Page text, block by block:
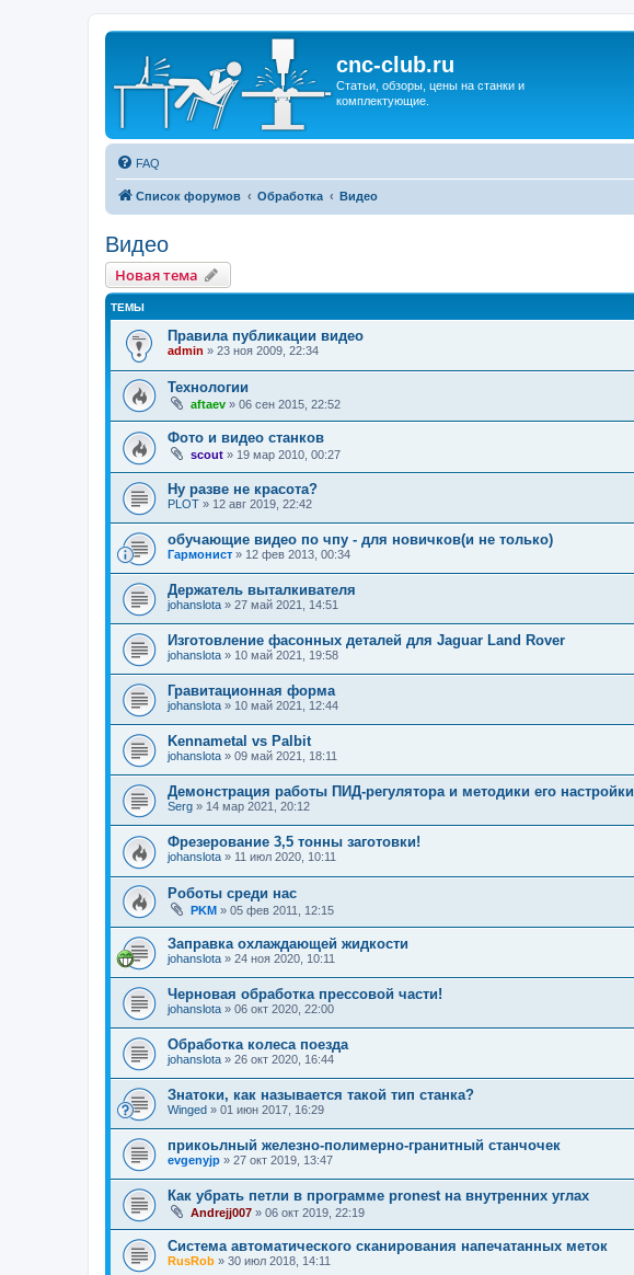
cnc-club.ru
Статьи, обзоры, цены на станки и
комплектующие.
FAQ
Список форумов Обработка Видео
Видео
Новая тема
ТЕМЫ
Правила публикации видео
admin » 23 ноя 2009, 22:34
Технологии
aftaev » 06 сен 2015, 22:52
Фото и видео станков
scout » 19 мар 2010, 00:27
Ну разве не красота?
PLOT » 12 авг 2019, 22:42
обучающие видео по чпу - для новичков(и не только)
Гармонист » 12 фев 2013, 00:34
Держатель выталкивателя
johanslota » 27 май 2021, 14:51
Изготовление фасонных деталей для Jaguar Land Rover
johanslota » 10 май 2021, 19:58
Гравитационная форма
johanslota » 10 май 2021, 12:44
Kennametal vs Palbit
johanslota » 09 май 2021, 18:11
Демонстрация работы ПИД-регулятора и методики его настройки
Serg » 14 мар 2021, 20:12
Фрезерование 3,5 тонны заготовки!
johanslota » 11 июл 2020, 10:11
Роботы среди нас
PKM » 05 фев 2011, 12:15
Заправка охлаждающей жидкости
johanslota » 24 ноя 2020, 10:11
Черновая обработка прессовой части!
johanslota » 06 окт 2020, 22:00
Обработка колеса поезда
johanslota » 26 окт 2020, 16:44
Знатоки, как называется такой тип станка?
Winged » 01 июн 2017, 16:29
прикоьлный железно-полимерно-гранитный станчочек
evgenyjp » 27 окт 2019, 13:47
Как убрать петли в программе pronest на внутренних углах
Andrejj007 » 06 окт 2019, 22:19
Система автоматического сканирования напечатанных меток
RusRob » 30 июл 2018, 14:11